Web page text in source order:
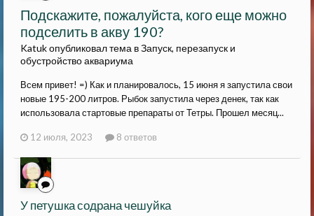
Подскажите, пожалуйста, кого еще можно
подселить в акву 190?
Katuk опубликовал тема вЗапуск, перезапуск и
обустройство аквариума
Всем привет! =) Как и планировалось, 15 июня я запустила свои
новые 195-200 литров. Рыбок запустила через денек, так как
использовала стартовые препараты от Тетры. Прошел месяц...
12 июля, 2023 8 ответов
У петушка содрана чешуйка